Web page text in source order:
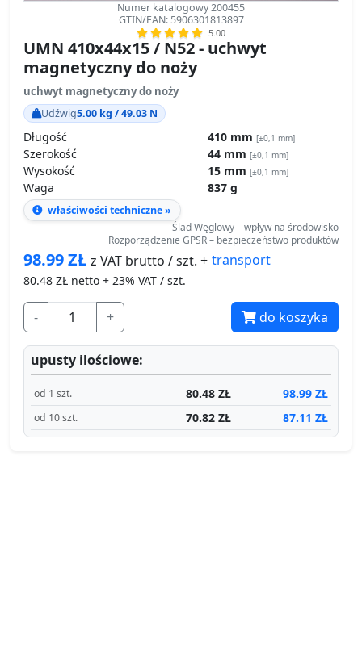
Numer katalogowy 200455
GTIN/EAN: 5906301813897
5.00
UMN 410x44x15 / N52 - uchwyt
magnetyczny do noży
uchwyt magnetyczny do noży
Udźwig5.00 kg / 49.03 N
Długość 410 mm [±0,1 mm]
Szerokość 44 mm [±0,1 mm]
Wysokość 15 mm [±0,1 mm]
Waga 837 g
właściwości techniczne »
Ślad Węglowy – wpływ na środowisko
Rozporządzenie GPSR – bezpieczeństwo produktów
98.99ZŁ z VAT brutto / szt. + transport
80.48 ZŁ netto + 23% VAT / szt.
- + do koszyka
upusty ilościowe:
od 1 szt. 80.48 ZŁ 98.99 ZŁ
od 10 szt. 70.82 ZŁ 87.11 ZŁ